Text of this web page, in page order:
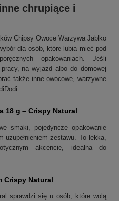
chrupiące i
Chipsy Owoce Warzywa Jabłko
dla osób, które lubią mieć pod
opakowaniach. Jeśli
na wyjazd albo do domowej
także inne owocowe, warzywne
18 g – Crispy Natural
smaki, pojedyncze opakowanie
uzupełnieniem zestawu. To lekka,
akcencie, idealna do
Crispy Natural
sprawdzi się u osób, które wolą